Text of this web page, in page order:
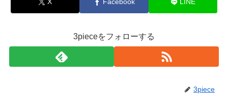
X Facebook LINE
3pieceをフォローする
3piece